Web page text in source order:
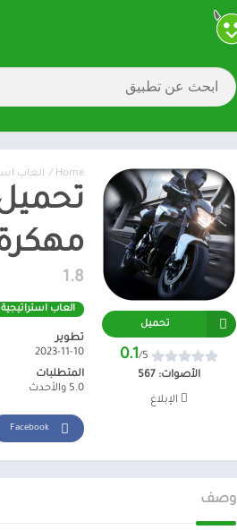
Home
/ العاب
مهكرة 2026 أموال غير
1.8
العاب
تحميل
0.1/5
الأصوات: 567
الإبلاغ
تطوير
2023-11-10
المتطلبات
5.0 والأحدث
Facebook
وصف